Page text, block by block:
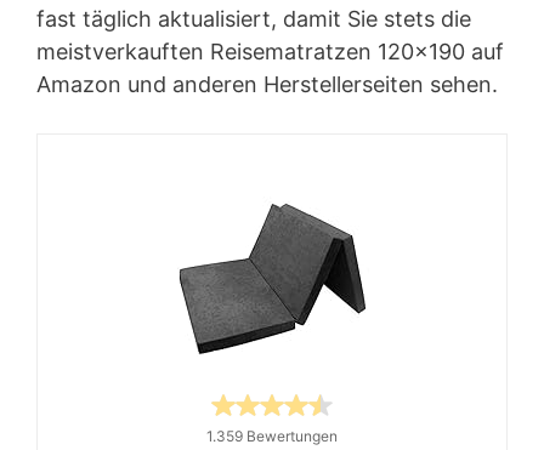
fast täglich aktualisiert, damit Sie stets die
meistverkauften Reisematratzen 120×190 auf
Amazon und anderen Herstellerseiten sehen.
1.359 Bewertungen